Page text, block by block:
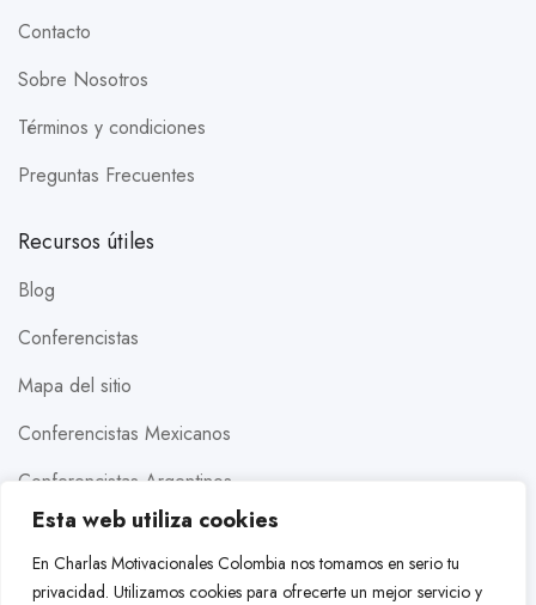
Esta web utiliza cookies
En Charlas Motivacionales Colombia nos tomamos en serio tu
privacidad. Utilizamos cookies para ofrecerte un mejor servicio y
Contacto
Sobre Nosotros
Términos y condiciones
Preguntas Frecuentes
Recursos útiles
Blog
Conferencistas
Mapa del sitio
Conferencistas Mexicanos
Conferencistas Argentinos
Conferencistas Estados Unidos
Conferencistas Brasileros